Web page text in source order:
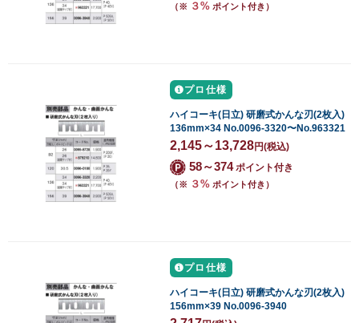
（※ ３% ポイント付き）
プロ仕様
ハイコーキ(日立) 研磨式かんな刃(2枚入)
136mm×34 No.0096-3320〜No.963321
2,145～13,728円(税込)
58～374ポイント付き
（※ ３% ポイント付き）
プロ仕様
ハイコーキ(日立) 研磨式かんな刃(2枚入)
156mm×39 No.0096-3940